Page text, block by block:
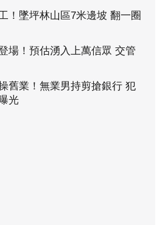
！墜坪林山區7米邊坡 翻一圈
場！預估湧入上萬信眾 交管
舊業！無業男持剪搶銀行 犯
光